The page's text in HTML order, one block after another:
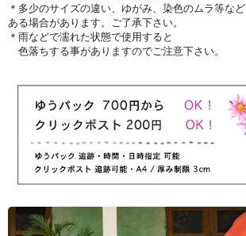
＊多少のサイズの違い、ゆがみ、染色のムラ等など
ある場合があります。ご了承下さい。
＊雨などで濡れた状態で使用すると
色落ちする事がありますのでご注意下さい。